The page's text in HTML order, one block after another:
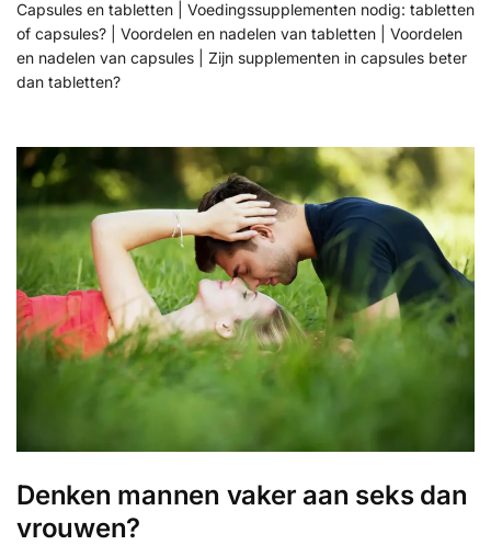
Capsules en tabletten | Voedingssupplementen nodig: tabletten
of capsules? | Voordelen en nadelen van tabletten | Voordelen
en nadelen van capsules | Zijn supplementen in capsules beter
dan tabletten?
Denken mannen vaker aan seks dan
vrouwen?